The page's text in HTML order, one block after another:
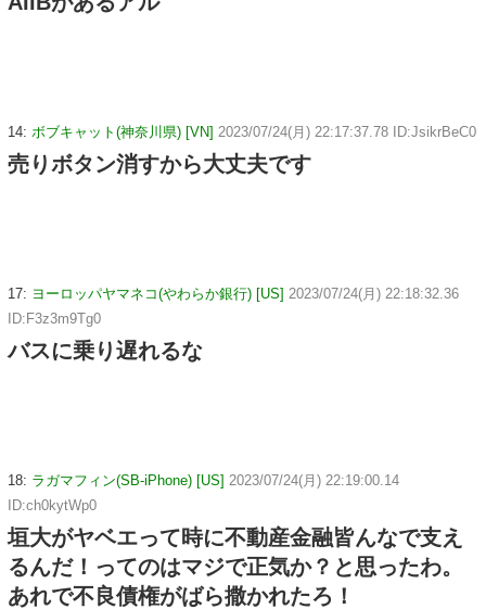
14: ボブキャット(神奈川県) [VN] 2023/07/24(月) 22:17:37.78 ID:JsikrBeC0
売りボタン消すから大丈夫です
17: ヨーロッパヤマネコ(やわらか銀行) [US] 2023/07/24(月) 22:18:32.36
ID:F3z3m9Tg0
バスに乗り遅れるな
18: ラガマフィン(SB-iPhone) [US] 2023/07/24(月) 22:19:00.14
ID:ch0kytWp0
垣大がヤベエって時に不動産金融皆んなで支え
るんだ！ってのはマジで正気か？と思ったわ。
あれで不良債権がばら撒かれたろ！